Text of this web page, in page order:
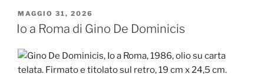
Botton
e
che
guarisce”
PUBBLICATO
IL
MAGGIO 31, 2026
Io a Roma di Gino De Dominicis